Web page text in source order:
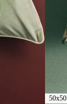
50x50